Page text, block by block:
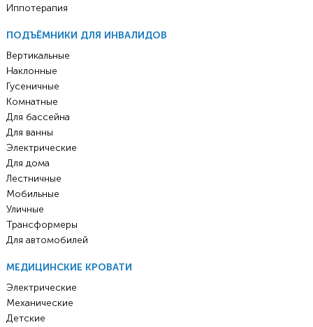
Иппотерапия
ПОДЪЁМНИКИ ДЛЯ ИНВАЛИДОВ
Вертикальные
Наклонные
Гусеничные
Комнатные
Для бассейна
Для ванны
Электрические
Для дома
Лестничные
Мобильные
Уличные
Трансформеры
Для автомобилей
МЕДИЦИНСКИЕ КРОВАТИ
Электрические
Механические
Детские